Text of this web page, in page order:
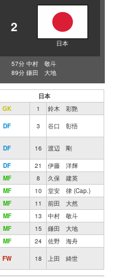
2
日本
57分 中村 敬斗
89分 鎌田 大地
日本
GK 1 鈴木 彩艶
DF 3 谷口 彰悟
DF 16 渡辺 剛
DF 21
伊藤 洋輝
MF 8
久保 建英
MF 10
堂安 律 (Cap.)
MF 11
前田 大然
MF 13
中村 敬斗
MF 15
鎌田 大地
MF 24 佐野 海舟
FW 18 上田 綺世